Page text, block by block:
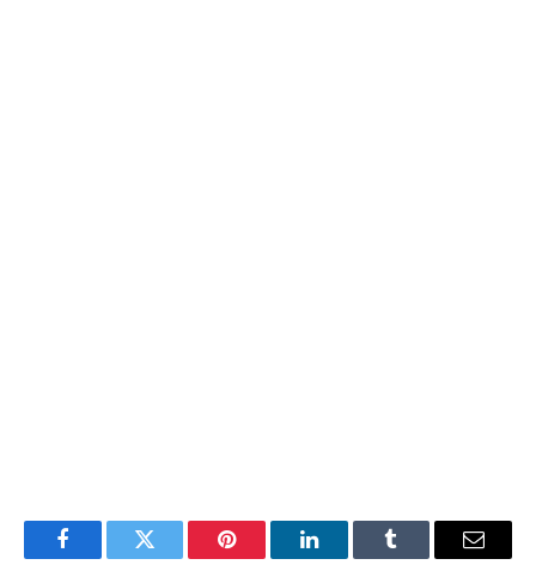
FacebookTwitter Pinterest LinkedInTumblr
E-